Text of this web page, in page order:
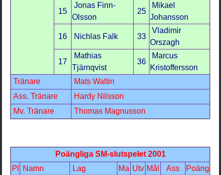
15
Jonas Finn-
Olsson
25
Mikael
Johansson
16 Nichlas Falk 33
Vladimir
Orszagh
17
Mathias
Tjärnqvist
36
Marcus
Kristoffersson
Tränare
Mats Waltin
Ass. Tränare
Hardy Nilsson
Mv. Tränare
Thomas Magnusson
Poängliga SM-slutspelet 2001
Pl
Namn Lag Ma Utv Mål Ass Poäng